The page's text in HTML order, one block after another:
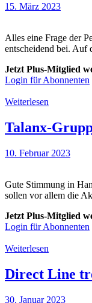
15. März 2023
Alles eine Frage der
entscheidend bei. Auf
Jetzt Plus-Mitglied
Login für Abonnenten
Weiterlesen
Talanx-
10. Februar 2023
Gute Stimmung in
sollen vor allem die
Jetzt Plus-Mitglied
Login für Abonnenten
Weiterlesen
Direct Line
30. Januar 2023